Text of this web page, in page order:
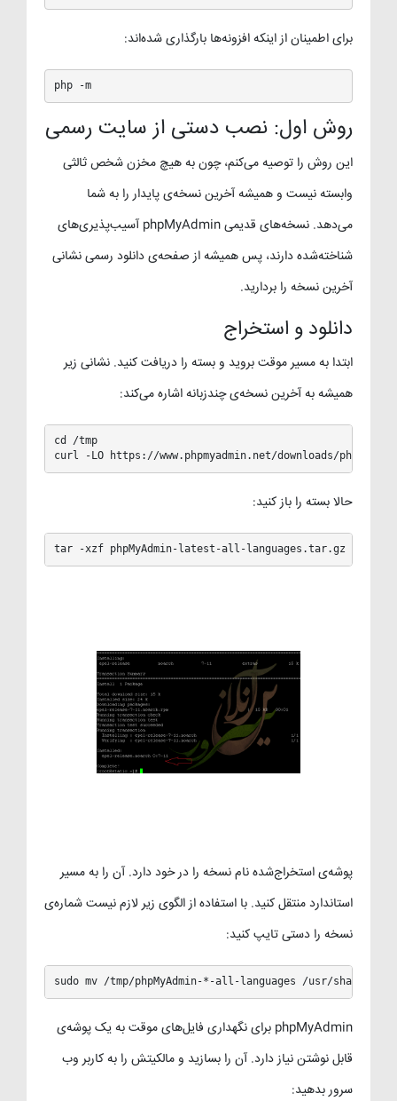
برای اطمینان از اینکه افزونه‌ها بارگذاری شده‌اند:
php -m
روش اول: نصب دستی از سایت رسمی
این روش را توصیه می‌کنم، چون به هیچ مخزن شخص ثالثی
وابسته نیست و همیشه آخرین نسخه‌ی پایدار را به شما
می‌دهد. نسخه‌های قدیمی phpMyAdmin آسیب‌پذیری‌های
شناخته‌شده دارند، پس همیشه از صفحه‌ی دانلود رسمی نشانی
آخرین نسخه را بردارید.
دانلود و استخراج
ابتدا به مسیر موقت بروید و بسته را دریافت کنید. نشانی زیر
همیشه به آخرین نسخه‌ی چندزبانه اشاره می‌کند:
cd /tmp
curl -LO https://www.phpmyadmin.net/downloads/
حالا بسته را باز کنید:
tar -xzf phpMyAdmin-latest-all-languages.tar.gz
پوشه‌ی استخراج‌شده نام نسخه را در خود دارد. آن را به مسیر
استاندارد منتقل کنید. با استفاده از الگوی زیر لازم نیست شماره‌ی
نسخه را دستی تایپ کنید:
sudo mv /tmp/phpMyAdmin-*-all-languages /usr/share/
phpMyAdmin برای نگهداری فایل‌های موقت به یک پوشه‌ی
قابل نوشتن نیاز دارد. آن را بسازید و مالکیتش را به کاربر وب
سرور بدهید: